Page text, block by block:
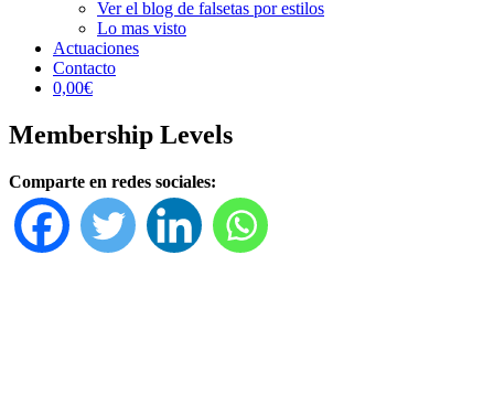
Ver el blog de falsetas por estilos
Lo mas visto
Actuaciones
Contacto
0,00€
Membership Levels
Comparte en redes sociales: